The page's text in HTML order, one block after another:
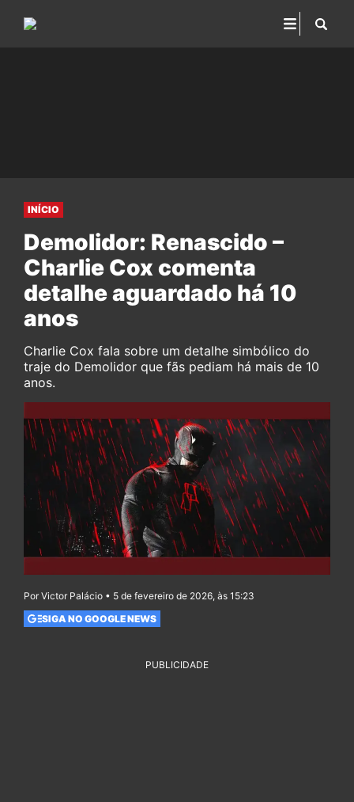
INÍCIO
Demolidor: Renascido –
Charlie Cox comenta
detalhe aguardado há 10
anos
Charlie Cox fala sobre um detalhe simbólico do
traje do Demolidor que fãs pediam há mais de 10
anos.
Por Victor Palácio • 5 de fevereiro de 2026, às 15:23
SIGA NO GOOGLE NEWS
PUBLICIDADE